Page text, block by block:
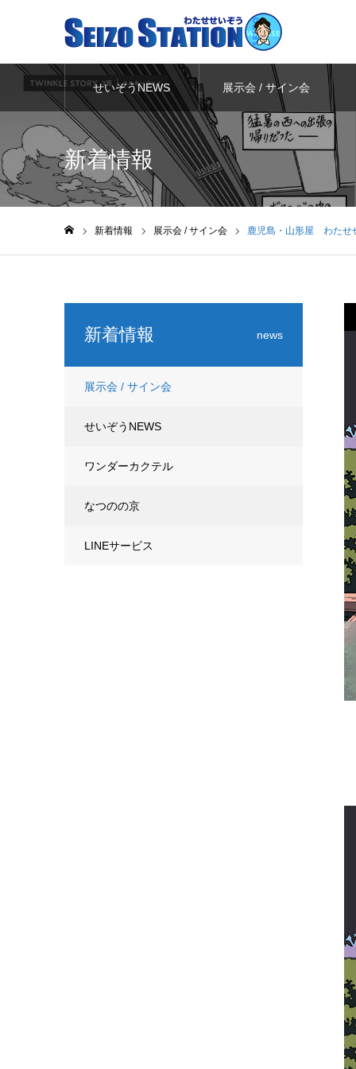
せいぞうNEWS 展示会 / サイン会
新着情報
新着情報 展示会 / サイン会 鹿児島・山形屋 わたせ
新着情報 news
展示会 / サイン会
せいぞうNEWS
ワンダーカクテル
なつのの京
LINEサービス